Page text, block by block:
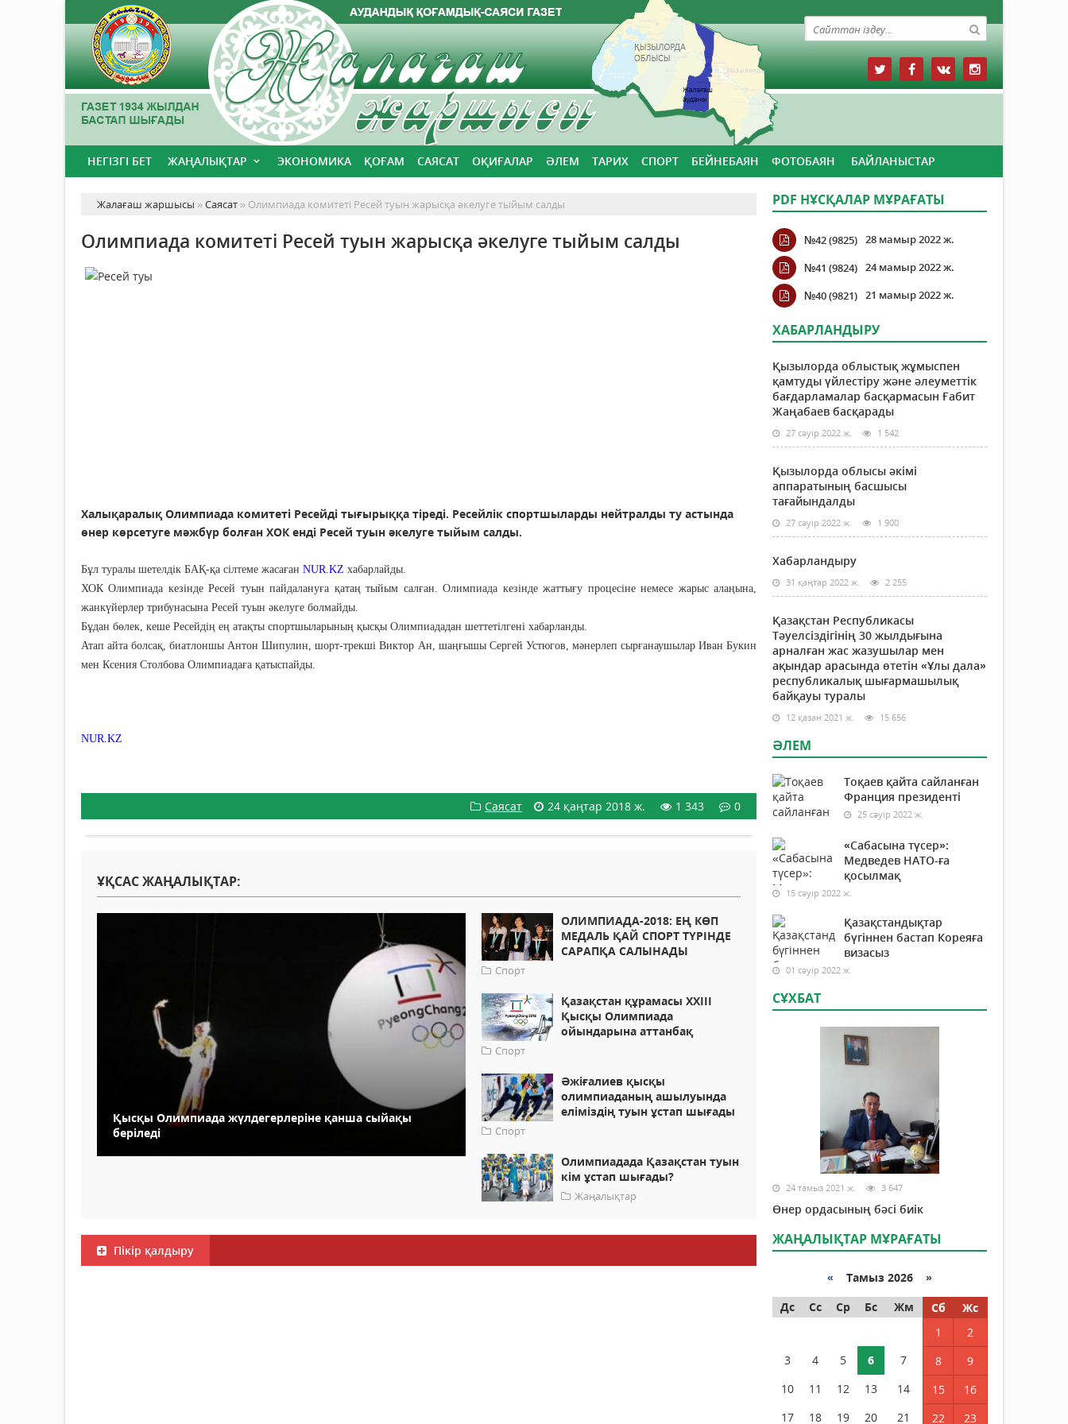
НЕГІЗГІ БЕТ ЖАҢАЛЫҚТАР ЭКОНОМИКА ҚОҒАМ САЯСАТ ОҚИҒАЛАР ӘЛЕМ ТАРИХ СПОРТ БЕЙНЕБАЯН ФОТОБАЯН БАЙЛАНЫСТАР
Жалағаш жаршысы »Саясат » Олимпиада комитеті Ресей туын жарысқа әкелуге тыйым салды
Олимпиада комитеті Ресей туын жарысқа әкелуге тыйым салды
Халықаралық Олимпиада комитеті Ресейді тығырыққа тіреді. Ресейлік спортшыларды нейтралды ту астында
өнер көрсетуге мәжбүр болған ХОК енді Ресей туын әкелуге тыйым салды.
Бұл туралы шетелдік БАҚ-қа сілтеме жасаған NUR.KZ хабарлайды.
ХОК Олимпиада кезінде Ресей туын пайдалануға қатаң тыйым салған. Олимпиада кезінде жаттығу процесіне немесе жарыс алаңына,
жанкүйерлер трибунасына Ресей туын әкелуге болмайды.
Бұдан бөлек, кеше Ресейдің ең атақты спортшыларының қысқы Олимпиададан шеттетілгені хабарланды.
Атап айта болсақ, биатлоншы Антон Шипулин, шорт-трекші Виктор Ан, шаңғышы Сергей Устюгов, мәнерлеп сырғанаушылар Иван Букин
мен Ксения Столбова Олимпиадаға қатыспайды.
NUR.KZ
Саясат 24 қаңтар 2018 ж. 1 343 0
ҰҚСАС ЖАҢАЛЫҚТАР:
Қысқы Олимпиада жүлдегерлеріне қанша сыйақы
беріледі
ОЛИМПИАДА-2018: ЕҢ КӨП
МЕДАЛЬ ҚАЙ СПОРТ ТҮРІНДЕ
САРАПҚА САЛЫНАДЫ
Спорт
Қазақстан құрамасы ХХІІІ
Қысқы Олимпиада
ойындарына аттанбақ
Спорт
Әжіғалиев қысқы
олимпиаданың ашылуында
еліміздің туын ұстап шығады
Спорт
Олимпиадада Қазақстан туын
кім ұстап шығады?
Жаңалықтар
Пікір қалдыру
PDF НҰСҚАЛАР МҰРАҒАТЫ
№42 (9825) 28 мамыр 2022 ж.
№41 (9824) 24 мамыр 2022 ж.
№40 (9821) 21 мамыр 2022 ж.
ХАБАРЛАНДЫРУ
Қызылорда облыстық жұмыспен
қамтуды үйлестіру және әлеуметтік
бағдарламалар басқармасын Ғабит
Жаңабаев басқарады
27 сәуір 2022 ж. 1 542
Қызылорда облысы әкімі
аппаратының басшысы
тағайындалды
27 сәуір 2022 ж. 1 900
Хабарландыру
31 қаңтар 2022 ж. 2 255
Қазақстан Республикасы
Тәуелсіздігінің 30 жылдығына
арналған жас жазушылар мен
ақындар арасында өтетін «Ұлы дала»
республикалық шығармашылық
байқауы туралы
12 қазан 2021 ж. 15 656
ӘЛЕМ
Тоқаев қайта сайланған
Франция президенті
25 сәуір 2022 ж.
«Сабасына түсер»:
Медведев НАТО-ға
қосылмақ
15 сәуір 2022 ж.
Қазақстандықтар
бүгіннен бастап Кореяға
визасыз
01 сәуір 2022 ж.
СҰХБАТ
24 тамыз 2021 ж. 3 647
Өнер ордасының бәсі биік
ЖАҢАЛЫҚТАР МҰРАҒАТЫ
« Тамыз 2026 »
Дс
Сс Ср Бс Жм Сб
Жс
1
2
3
4 5 6 7 8
9
10
11 12 13 14 15
16
17
18 19 20 21 22 23